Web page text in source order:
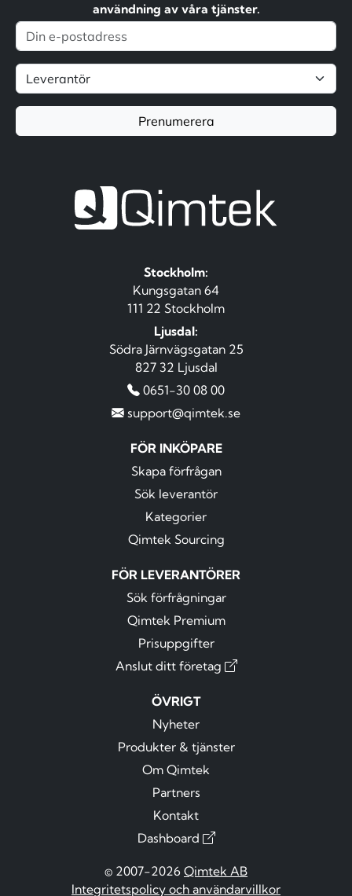
användning av våra tjänster.
Prenumerera
Stockholm:
Kungsgatan 64
111 22 Stockholm
Ljusdal:
Södra Järnvägsgatan 25
827 32 Ljusdal
0651-30 08 00
support@qimtek.se
FÖR INKÖPARE
Skapa förfrågan
Sök leverantör
Kategorier
Qimtek Sourcing
FÖR LEVERANTÖRER
Sök förfrågningar
Qimtek Premium
Prisuppgifter
Anslut ditt företag
ÖVRIGT
Nyheter
Produkter & tjänster
Om Qimtek
Partners
Kontakt
Dashboard
© 2007-2026 Qimtek AB
Integritetspolicy och användarvillkor